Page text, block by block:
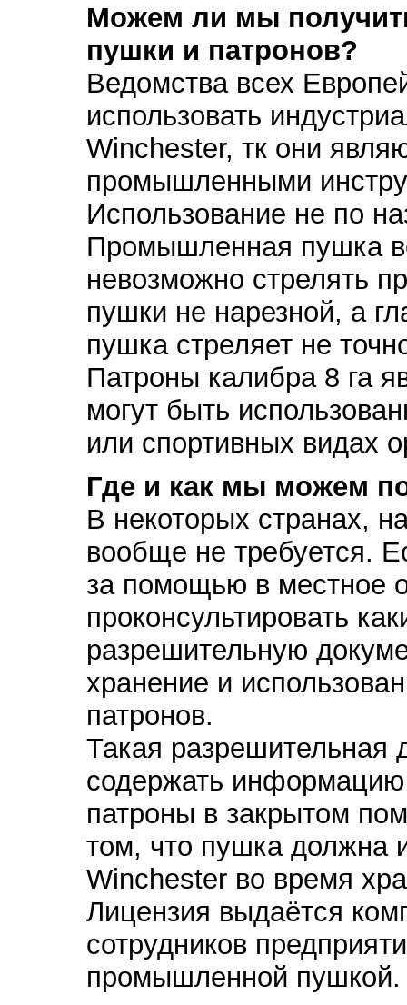
Можем ли мы
пушки и патронов?
Ведомства всех
использовать
Winchester, тк они
промышленными
Использование не по
Промышленная пушка
невозможно стрелять
пушки не нарезной, а
пушка стреляет не
Патроны калибра 8 га
могут быть
или спортивных видах
Где и как мы можем
В некоторых странах,
вообще не требуется.
за помощью в местное
проконсультировать
разрешительную
хранение и
патронов.
Такая разрешительная
содержать информацию
патроны в закрытом
том, что пушка должна
Winchester во время
Лицензия выдаётся
сотрудников
промышленной пушкой.